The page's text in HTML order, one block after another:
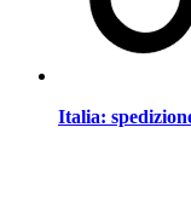
Italia: